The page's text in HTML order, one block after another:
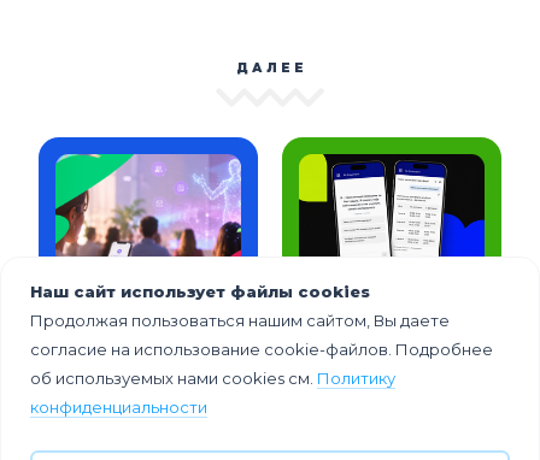
ДАЛЕЕ
Вау! Вот это
технологии!
В Event Rocks
появился AI-
помощник по
мероприятию
Наш сайт использует файлы cookies
Продолжая пользоваться нашим сайтом, Вы даете
согласие на использование cookie-файлов. Подробнее
об используемых нами cookies см. Политику
конфиденциальности